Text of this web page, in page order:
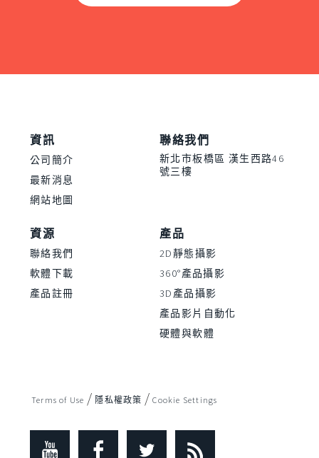
資訊
公司簡介
最新消息
網站地圖
聯絡我們
新北市板橋區 漢生西路46
號三樓
資源
聯絡我們
軟體下載
產品註冊
產品
2D靜態攝影
360°產品攝影
3D產品攝影
產品影片自動化
硬體與軟體
Terms of Use / 隱私權政策 / Cookie Settings